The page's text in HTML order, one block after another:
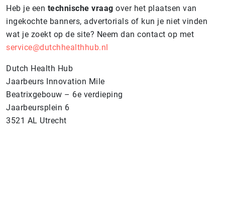
Heb je een technische vraag over het plaatsen van
ingekochte banners, advertorials of kun je niet vinden
wat je zoekt op de site? Neem dan contact op met
service@dutchhealthhub.nl
Dutch Health Hub
Jaarbeurs Innovation Mile
Beatrixgebouw – 6e verdieping
Jaarbeursplein 6
3521 AL Utrecht